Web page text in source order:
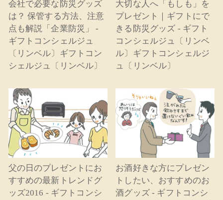
会社で必要な防災グッズ
は？ 保管する方法、注意
点も解説「企業防災」 -
ギフトコンシェルジュ
〔リンベル〕ギフトコン
シェルジュ〔リンベル〕
大切な人へ「もしも」を
プレゼント｜ギフトにで
きる防災グッズ - ギフト
コンシェルジュ〔リンベ
ル〕ギフトコンシェルジ
ュ〔リンベル〕
父の日のプレゼントにお
すすめの最新トレンドグ
ッズ2016 - ギフトコンシ
お酒好きな方にプレゼン
トしたい、おすすめのお
酒グッズ - ギフトコンシ